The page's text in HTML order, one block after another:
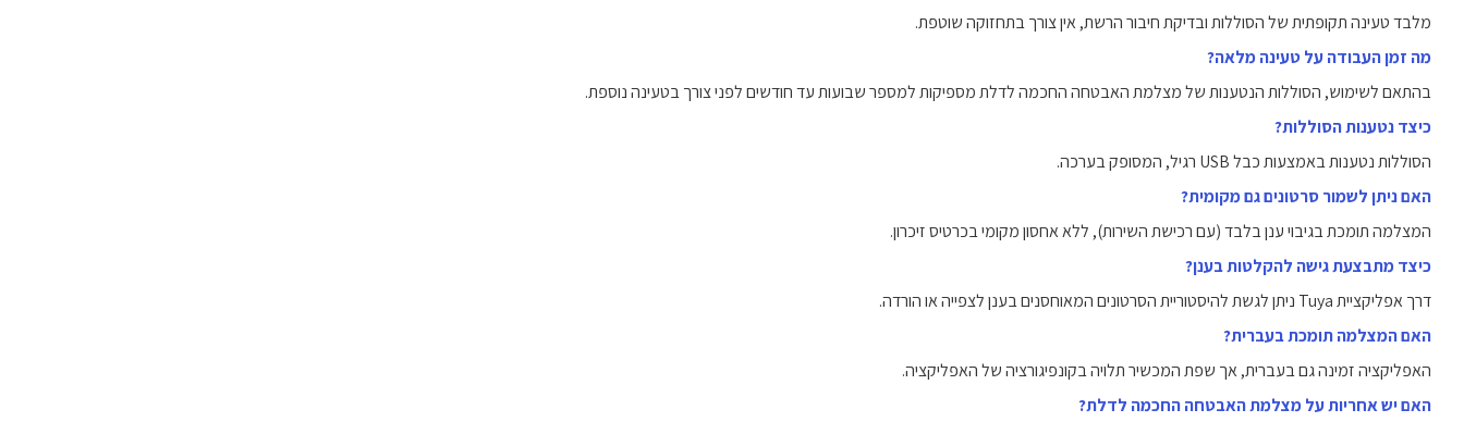
מלבד טעינה תקופתית של הסוללות ובדיקת חיבור הרשת, אין צורך בתחזוקה שוטפת.
מה זמן העבודה על טעינה מלאה?
בהתאם לשימוש, הסוללות הנטענות של מצלמת האבטחה החכמה לדלת מספיקות למספר שבועות עד חודשים לפני צורך בטעינה נוספת.
כיצד נטענות הסוללות?
הסוללות נטענות באמצעות כבל USB רגיל, המסופק בערכה.
האם ניתן לשמור סרטונים גם מקומית?
המצלמה תומכת בגיבוי ענן בלבד (עם רכישת השירות), ללא אחסון מקומי בכרטיס זיכרון.
כיצד מתבצעת גישה להקלטות בענן?
דרך אפליקציית Tuya ניתן לגשת להיסטוריית הסרטונים המאוחסנים בענן לצפייה או הורדה.
האם המצלמה תומכת בעברית?
האפליקציה זמינה גם בעברית, אך שפת המכשיר תלויה בקונפיגורציה של האפליקציה.
האם יש אחריות על מצלמת האבטחה החכמה לדלת?